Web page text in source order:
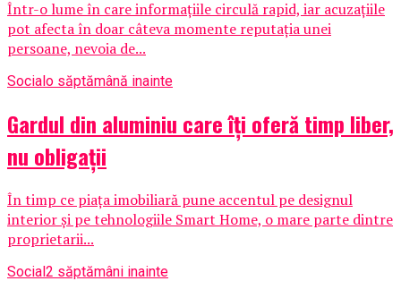
Într-o lume în care informațiile circulă rapid, iar acuzațiile
pot afecta în doar câteva momente reputația unei
persoane, nevoia de...
Socialo săptămână inainte
Gardul din aluminiu care îți oferă timp liber,
nu obligații
În timp ce piața imobiliară pune accentul pe designul
interior și pe tehnologiile Smart Home, o mare parte dintre
proprietarii...
Social2 săptămâni inainte